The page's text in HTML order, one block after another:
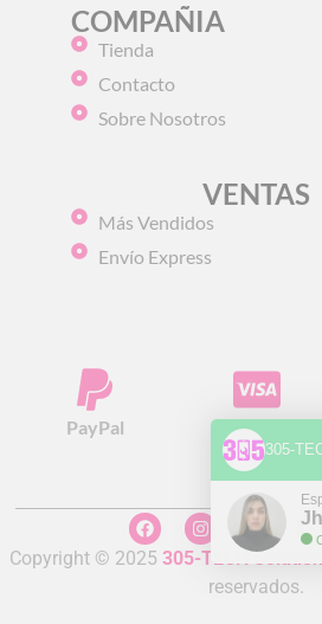
COMPAÑIA
Tienda
Contacto
Sobre Nosotros
VENTAS
Más Vendidos
Envío Express
PayPal Visa
Copyright © 2025 305-TECH Solutions
reservados.
305-